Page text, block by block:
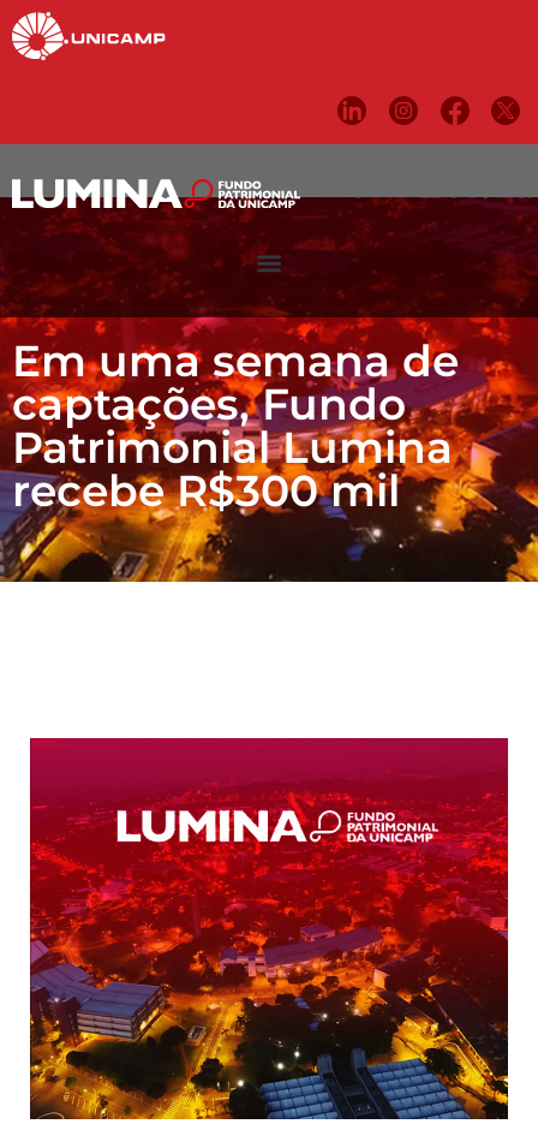
Em uma semana de
captações, Fundo
Patrimonial Lumina
recebe R$300 mil